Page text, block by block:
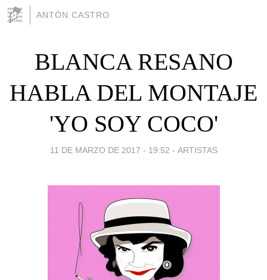
ANTÓN CASTRO
BLANCA RESANO
HABLA DEL MONTAJE
'YO SOY COCO'
11 DE MARZO DE 2017 - 19:52 - ARTISTAS